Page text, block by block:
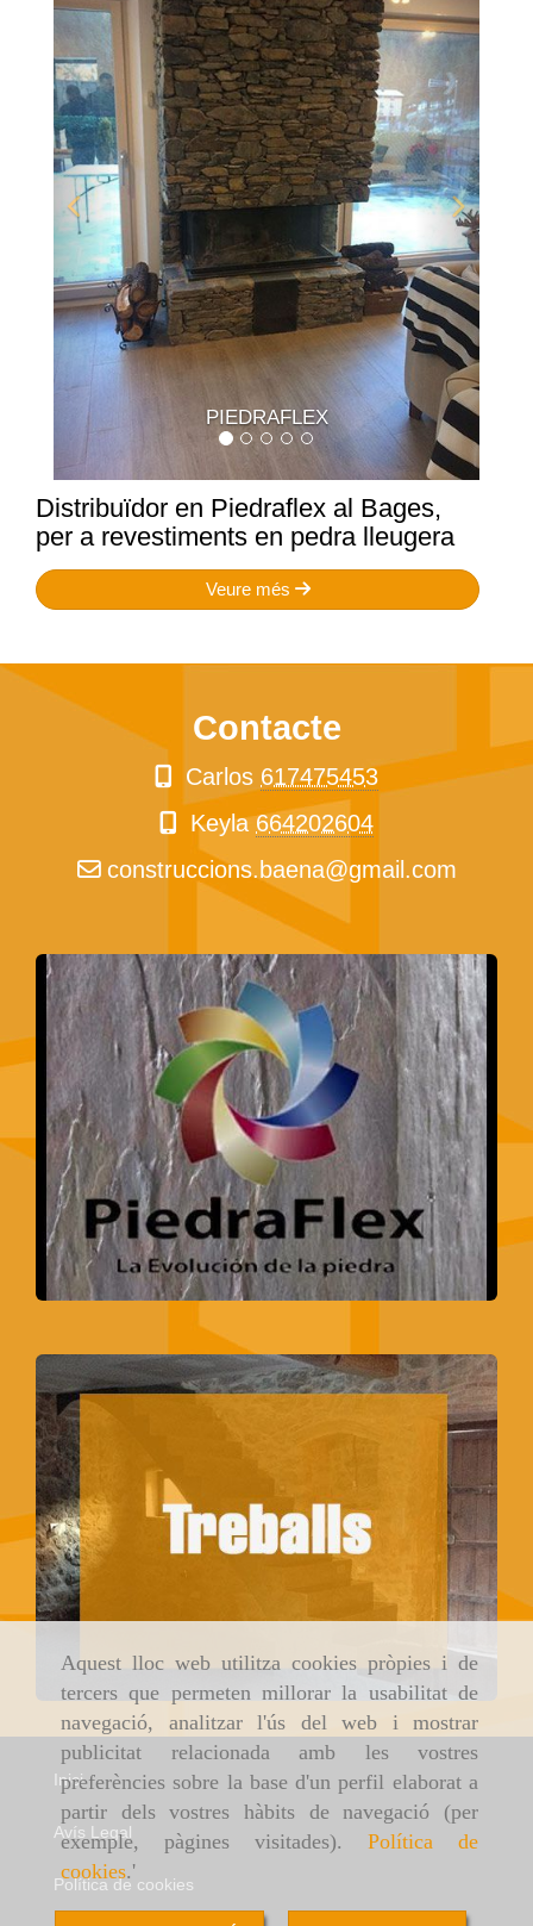
Aquest lloc web utilitza cookies pròpies i de
tercers que permeten millorar la usabilitat de
navegació, analitzar l'ús del web i mostrar
publicitat relacionada amb les vostres
preferències sobre la base d'un perfil elaborat a
partir dels vostres hàbits de navegació (per
exemple, pàgines visitades). Política de
cookies.'
PIEDRAFLEX
Distribuïdor en Piedraflex al Bages,
per a revestiments en pedra lleugera
Veure més
Contacte
Carlos 617475453
Keyla664202604
construccions.baena
gmail.com
Inici
Avís Legal
Política de cookies